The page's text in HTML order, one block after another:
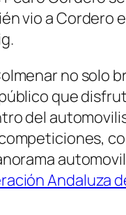
vio a Cordero
no solo
que
del
Andaluza